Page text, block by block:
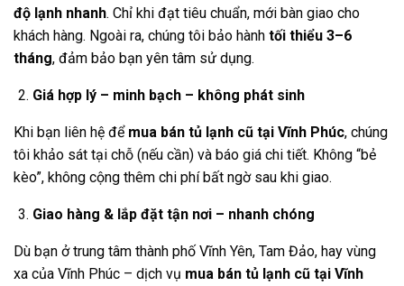
độ lạnh nhanh. Chỉ khi đạt tiêu chuẩn, mới bàn giao cho
khách hàng. Ngoài ra, chúng tôi bảo hành tối thiểu 3–6
tháng, đảm bảo bạn yên tâm sử dụng.
Giá hợp lý – minh bạch – không phát sinh
Khi bạn liên hệ để mua bán tủ lạnh cũ tại Vĩnh Phúc, chúng
tôi khảo sát tại chỗ (nếu cần) và báo giá chi tiết. Không “bẻ
kèo”, không cộng thêm chi phí bất ngờ sau khi giao.
Giao hàng & lắp đặt tận nơi – nhanh chóng
Dù bạn ở trung tâm thành phố Vĩnh Yên, Tam Đảo, hay vùng
xa của Vĩnh Phúc – dịch vụ mua bán tủ lạnh cũ tại Vĩnh